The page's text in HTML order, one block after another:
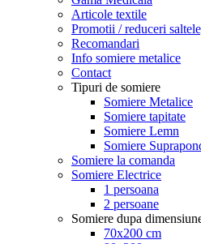
Articole textile
Promotii / reduceri
Recomandari
Info somiere metalice
Contact
Tipuri de somiere
Somiere Metalice
Somiere tapitate
Somiere Lemn
Somiere
Somiere la comanda
Somiere Electrice
1 persoana
2 persoane
Somiere dupa
70x200 cm